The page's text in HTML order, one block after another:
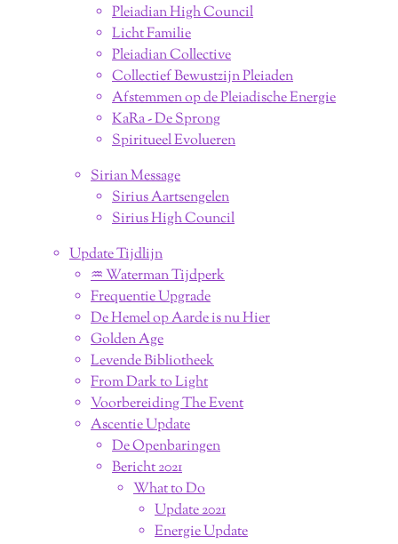
Pleiadian High Council
Licht Familie
Pleiadian Collective
Collectief Bewustzijn Pleiaden
Afstemmen op de Pleiadische Energie
KaRa - De Sprong
Spiritueel Evolueren
Sirian Message
Sirius Aartsengelen
Sirius High Council
Update Tijdlijn
♒︎ Waterman Tijdperk
Frequentie Upgrade
De Hemel op Aarde is nu Hier
Golden Age
Levende Bibliotheek
From Dark to Light
Voorbereiding The Event
Ascentie Update
De Openbaringen
Bericht 2021
What to Do
Update 2021
Energie Update